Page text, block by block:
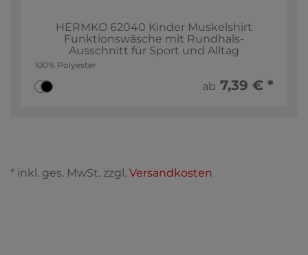
HERMKO 62040 Kinder Muskelshirt
Funktionswäsche mit Rundhals-
Ausschnitt für Sport und Alltag
100% Polyester
ab 7,39 € *
* inkl. ges. MwSt. zzgl. Versandkosten